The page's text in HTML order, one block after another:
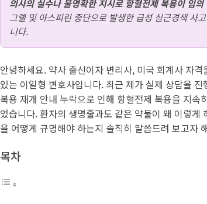
의사의 실수나 불명확한 지시로 항혈전제 복용이 임
그렐 및 아스피린 중단으로 발생한 급성 심근경색 사
니다.
안녕하세요. 약사 출신이자 변리사, 미국 회계사 자
있는 이일형 변호사입니다. 최근 제가 실제 상담을
복용 재개 안내 누락으로 인해 항혈전제 복용을 지
었습니다. 환자의 생명줄과도 같은 약물이 왜 이렇
을 어떻게 규명해야 하는지 솔직히 말씀드려 보고자
목차